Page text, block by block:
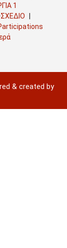
1
& created by